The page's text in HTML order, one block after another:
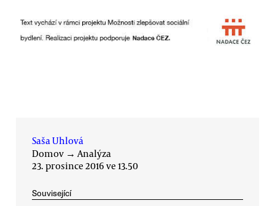
Saša Uhlová
Domov → Analýza
23. prosince 2016 ve 13.50
Související